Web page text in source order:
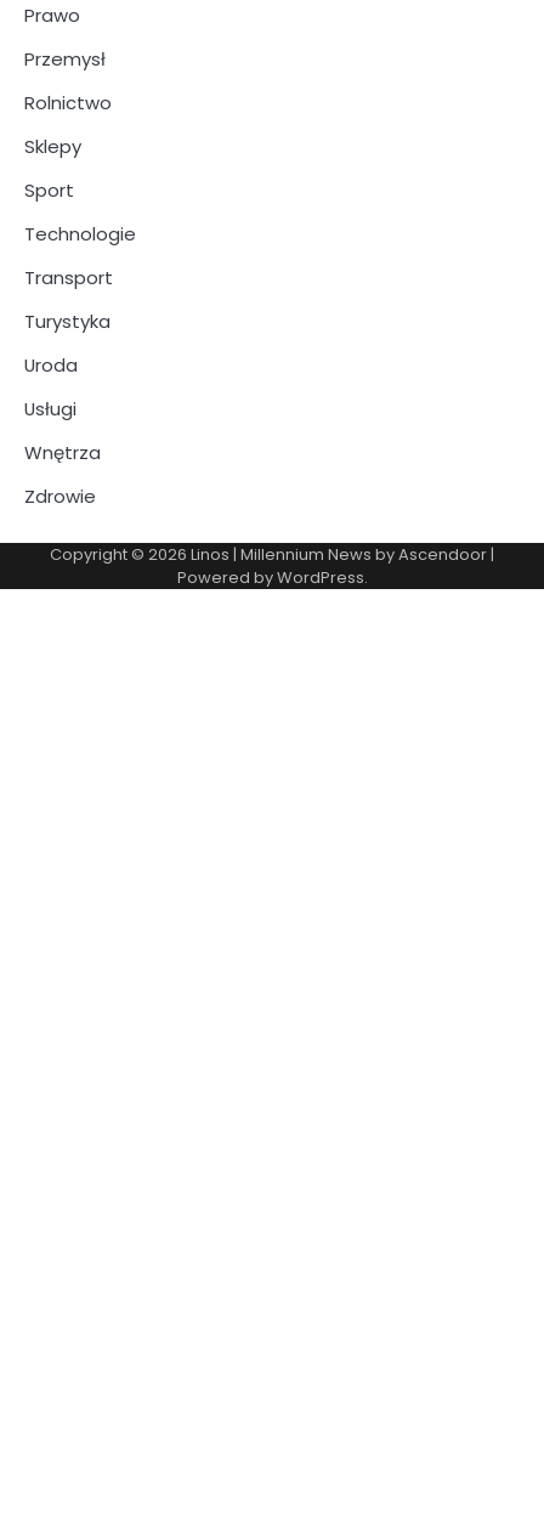
Prawo
Przemysł
Rolnictwo
Sklepy
Sport
Technologie
Transport
Turystyka
Uroda
Usługi
Wnętrza
Zdrowie
Copyright © 2026 Linos | Millennium News byAscendoor|
Powered byWordPress.